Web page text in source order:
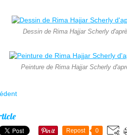
Dessin de Rima Hajjar Scherly
Peinture de Rima Hajjar Scherly
Repost 0